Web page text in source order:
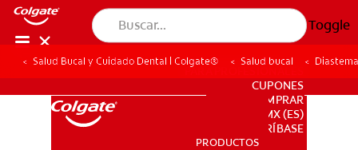
Toggle
PRODUCTOS
PARA PROFESIONALES
CUPONES
DONDE COMPRAR
MX (ES)
SUSCRÍBASE
PRODUCTOS
Salud Bucal y Cuidado Dental | Colgate® Salud bucal